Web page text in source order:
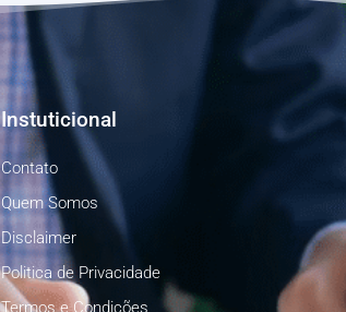
Instuticional
Contato
Quem Somos
Disclaimer
Politica de Privacidade
Termos e Condições